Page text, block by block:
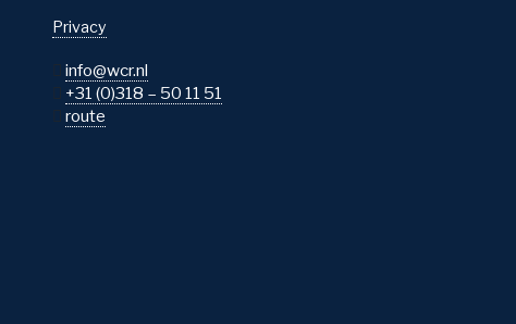
Privacy
info@wcr.nl
+31 (0)318 – 50 11 51
route